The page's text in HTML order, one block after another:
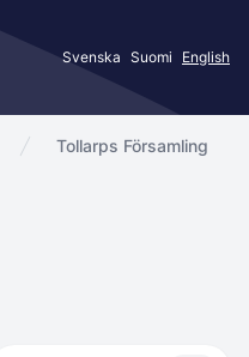
Svenska Suomi English
Tollarps Församling